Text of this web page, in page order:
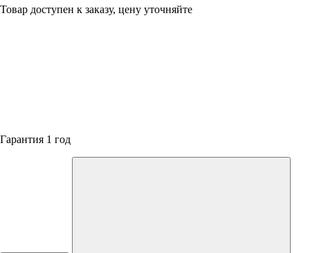
Товар доступен к заказу, цену уточняйте
Гарантия 1 год